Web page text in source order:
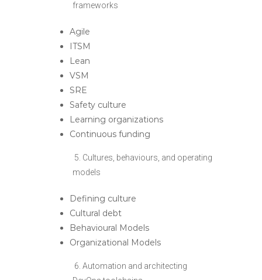
frameworks
Agile
ITSM
Lean
VSM
SRE
Safety culture
Learning organizations
Continuous funding
5. Cultures, behaviours, and operating
models
Defining culture
Cultural debt
Behavioural Models
Organizational Models
6. Automation and architecting